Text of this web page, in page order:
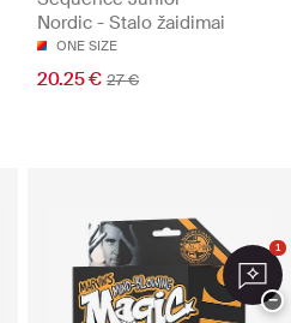
Nordic - Stalo žaidimai
ONE SIZE
20.25 € 27 €
1
−